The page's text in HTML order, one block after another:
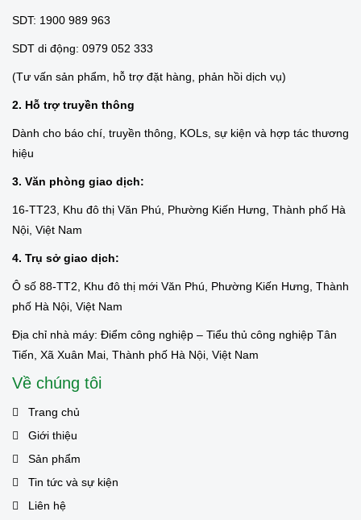
SDT: 1900 989 963
SDT di động: 0979 052 333
(Tư vấn sản phẩm, hỗ trợ đặt hàng, phản hồi dịch vụ)
2. Hỗ trợ truyền thông
Dành cho báo chí, truyền thông, KOLs, sự kiện và hợp tác thương
hiệu
3. Văn phòng giao dịch:
16-TT23, Khu đô thị Văn Phú, Phường Kiến Hưng, Thành phố Hà
Nội, Việt Nam
4. Trụ sở giao dịch:
Ô số 88-TT2, Khu đô thị mới Văn Phú, Phường Kiến Hưng, Thành
phố Hà Nội, Việt Nam
Địa chỉ nhà máy: Điểm công nghiệp – Tiểu thủ công nghiệp Tân
Tiến, Xã Xuân Mai, Thành phố Hà Nội, Việt Nam
Về chúng tôi
Trang chủ
Giới thiệu
Sản phẩm
Tin tức và sự kiện
Liên hệ